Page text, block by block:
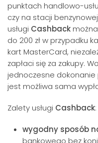
punktach handlowo-
czy na stacji
usługi Cashback
do 200 zł w przypadku
kart MasterCard,
zapłaci się za zakupy.
jednoczesne
jest możliwa sama
Zalety usługi Cashback:
wygodny sposób
bankowego bez